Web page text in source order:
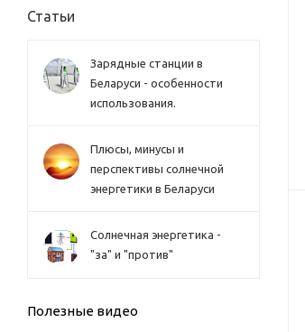
Статьи
Зарядные станции в
Беларуси - особенности
использования.
Плюсы, минусы и
перспективы солнечной
энергетики в Беларуси
Солнечная энергетика -
"за" и "против"
Полезные видео